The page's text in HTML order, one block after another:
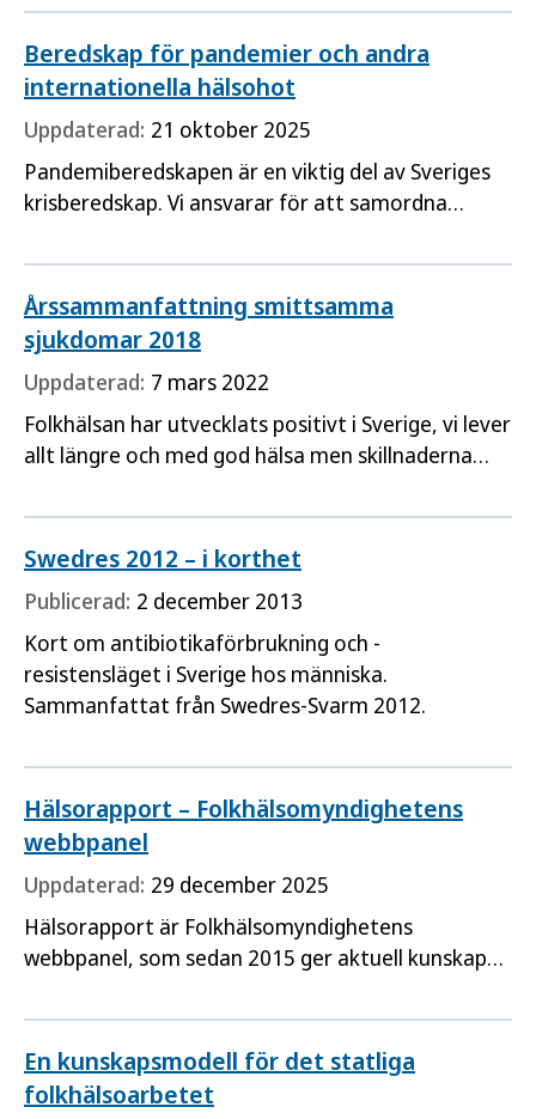
Beredskap för pandemier och andra
internationella hälsohot
Uppdaterad: 21 oktober 2025
Pandemiberedskapen är en viktig del av Sveriges
krisberedskap. Vi ansvarar för att samordna
initiativ till åtgärder som skyddar befolkningen
mot smittsamma sjukdomar.
Årssammanfattning smittsamma
sjukdomar 2018
Uppdaterad: 7 mars 2022
Folkhälsan har utvecklats positivt i Sverige, vi lever
allt längre och med god hälsa men skillnaderna
av allvarliga smittsamma sjukdomarna fortsätter
att minska men även där finns grupper som
drabbas mer.
Swedres 2012 – i korthet
Publicerad: 2 december 2013
Kort om antibiotikaförbrukning och -
resistensläget i Sverige hos människa.
Sammanfattat från Swedres-Svarm 2012.
Hälsorapport – Folkhälsomyndighetens
webbpanel
Uppdaterad: 29 december 2025
Hälsorapport är Folkhälsomyndighetens
webbpanel, som sedan 2015 ger aktuell kunskap
Panelen består av inbjudna deltagare från hela
Sverige, som tillsammans bidrar till att
myndigheten kan följa och analysera hälsoläget i
befolkningen.
En kunskapsmodell för det statliga
folkhälsoarbetet